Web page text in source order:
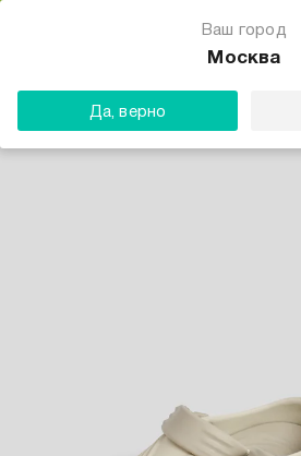
Ваш город
Москва
Да, верно
Магазин одежды для